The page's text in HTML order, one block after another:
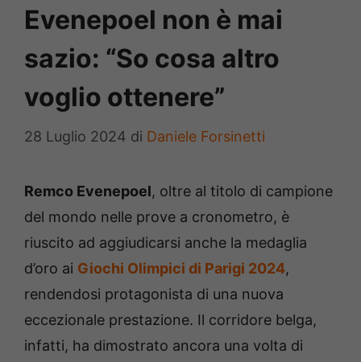
Evenepoel non è mai
sazio: “So cosa altro
voglio ottenere”
28 Luglio 2024 di Daniele Forsinetti
Remco Evenepoel, oltre al titolo di campione
del mondo nelle prove a cronometro, è
riuscito ad aggiudicarsi anche la medaglia
d’oro ai Giochi Olimpici di Parigi 2024,
rendendosi protagonista di una nuova
eccezionale prestazione. Il corridore belga,
infatti, ha dimostrato ancora una volta di